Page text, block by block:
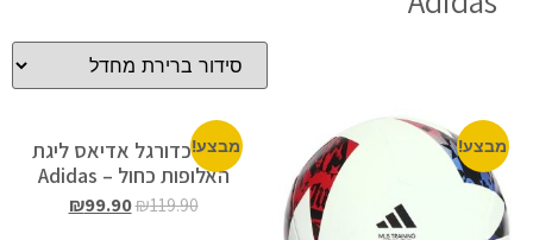
מבצע! מבצע!
כדור כדורגל אדיאס ליגת
האלופות כחול – Adidas
₪119.90
₪99.90